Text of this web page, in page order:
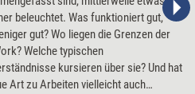
beleuchtet. Was funktioniert gut,
gut? Wo liegen die Grenzen der
Welche typischen
kursieren über sie? Und hat
Art zu Arbeiten vielleicht auch